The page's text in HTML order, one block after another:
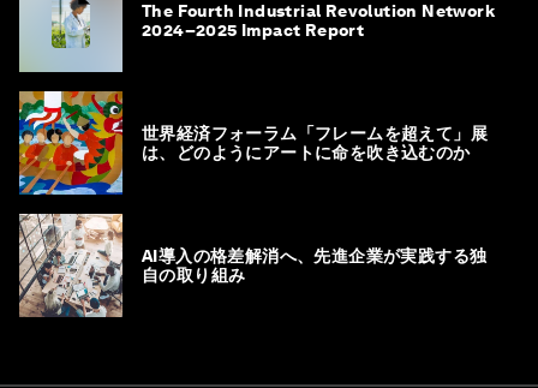
The Fourth Industrial Revolution Network
2024–2025 Impact Report
世界経済フォーラム「フレームを超えて」展
は、どのようにアートに命を吹き込むのか
AI導入の格差解消へ、先進企業が実践する独
自の取り組み